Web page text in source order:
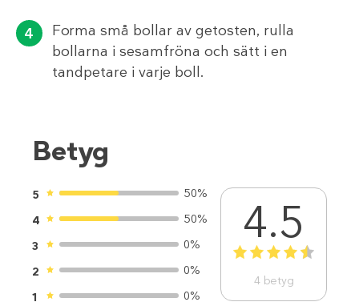
Forma små bollar av getosten, rulla
bollarna i sesamfröna och sätt i en
tandpetare i varje boll.
Betyg
5
50%
4
50%
3
0%
2
0%
1
0%
4.5
1 2 3 4 5
4 betyg